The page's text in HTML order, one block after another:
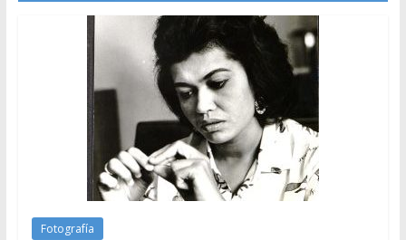
Fotografía